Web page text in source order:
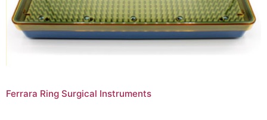
Ferrara Ring Surgical Instruments